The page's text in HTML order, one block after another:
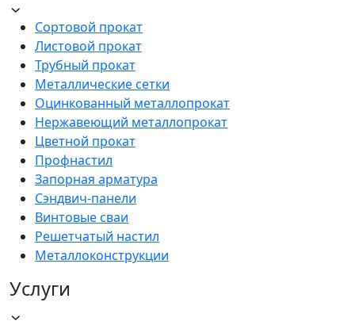
Сортовой прокат
Листовой прокат
Трубный прокат
Металлические сетки
Оцинкованный металлопрокат
Нержавеющий металлопрокат
Цветной прокат
Профнастил
Запорная арматура
Сэндвич-панели
Винтовые сваи
Решетчатый настил
Металлоконструкции
Услуги